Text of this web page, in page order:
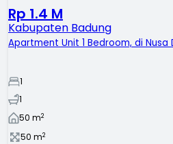
Rp 1.4 M
Kabupaten Badung
Apartment Unit 1 Bedroom, di Nusa
1
1
50 m2
50 m2